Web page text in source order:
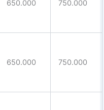
650.000 750.000
650.000 750.000